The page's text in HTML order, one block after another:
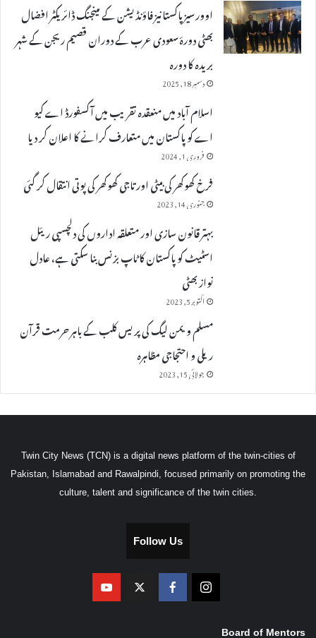
اوورسیز پاکستانیز فاؤنڈیشن کے مینجنگ ڈائریکٹر افضال
بھٹی دورۂ سعودی عرب کے دوران قصیم ریجن کے شہر
بریدہ کا دورہ
دسمبر 18, 2025
اسلام آباد میں منعقدہ تقریب میں آکسفورڈ اے کیو
اے کو پاکستان میں متعارف کرانے کا اعلان کر دیا
فروری 1, 2024
فرخ کھوکھر کی بیٹی اور تاجی کھوکھر کی پوتی انتقال کر گئی
جنوری 14, 2023
بہتر قانون سازی اور متعلقہ اداروں کی دلچسپی ریئل
اسٹیٹ کو پاکستان کا ٹاپ بزنس بنا سکتی ہے، عادل
نواز بھٹی
اکتوبر 5, 2023
مسلم ویمن لیگ کی پریس کلب کے باہر حرمت قرآن
ریلی و احتجاجی مظاہرہ
جولائی 15, 2023
Twin City News (TCN) is a digital news platform of the twin-cities of
Pakistan, Islamabad and Rawalpindi, focused primarily on promoting the
culture, talent and significance of the twin cities.
Follow Us
Board of Mentors